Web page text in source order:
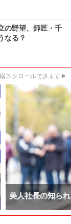
の野望、師匠・千
なる？
スクロールできます▶
美人社長の知ら